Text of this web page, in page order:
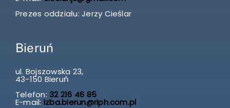
Prezes oddziału: Jerzy Cieślar
Bieruń
ul. Bojszowska 23,
43-150 Bieruń
Telefon: 32 216 46 85
E-mail: izba.bierun@riph.com.pl